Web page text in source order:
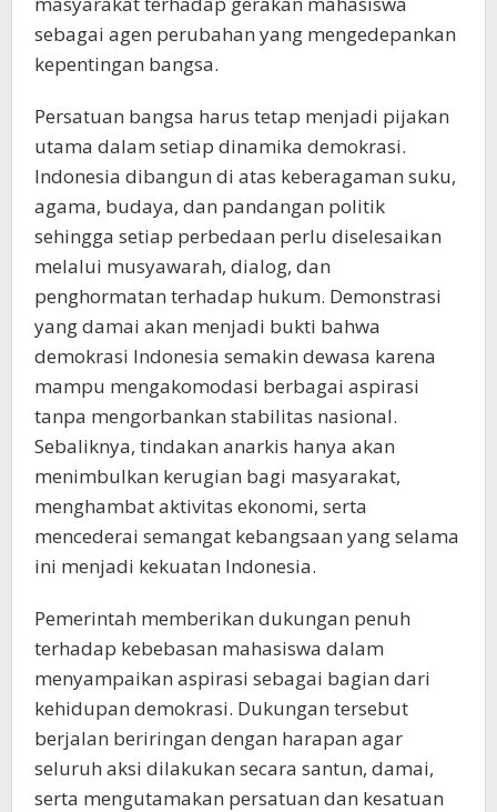
sebagai agen perubahan yang mengedepankan
kepentingan bangsa.
Persatuan bangsa harus tetap menjadi pijakan
utama dalam setiap dinamika demokrasi.
Indonesia dibangun di atas keberagaman suku,
agama, budaya, dan pandangan politik
sehingga setiap perbedaan perlu diselesaikan
melalui musyawarah, dialog, dan
penghormatan terhadap hukum. Demonstrasi
yang damai akan menjadi bukti bahwa
demokrasi Indonesia semakin dewasa karena
mampu mengakomodasi berbagai aspirasi
tanpa mengorbankan stabilitas nasional.
Sebaliknya, tindakan anarkis hanya akan
menimbulkan kerugian bagi masyarakat,
menghambat aktivitas ekonomi, serta
mencederai semangat kebangsaan yang selama
ini menjadi kekuatan Indonesia.
Pemerintah memberikan dukungan penuh
terhadap kebebasan mahasiswa dalam
menyampaikan aspirasi sebagai bagian dari
kehidupan demokrasi. Dukungan tersebut
berjalan beriringan dengan harapan agar
seluruh aksi dilakukan secara santun, damai,
serta mengutamakan persatuan dan kesatuan